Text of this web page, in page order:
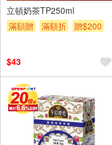
立頓奶茶TP250ml
滿額贈
滿額折 贈$200
$43